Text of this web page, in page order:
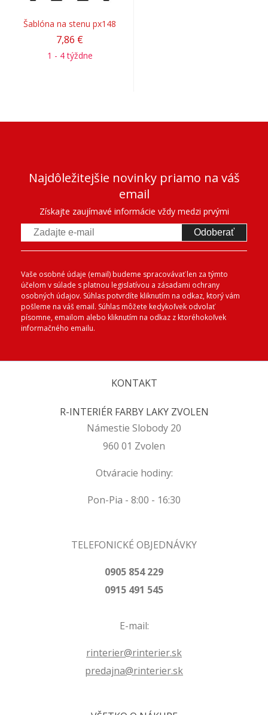
Šablóna na stenu px148
7,86 €
1 - 4 týždne
Najdôležitejšie novinky priamo na váš
email
Získajte zaujímavé informácie vždy medzi prvými
Odoberať
Vaše osobné údaje (email) budeme spracovávať len za týmto
účelom v súlade s platnou legislatívou a zásadami ochrany
osobných údajov. Súhlas potvrdíte kliknutím na odkaz, ktorý vám
pošleme na váš email. Súhlas môžete kedykoľvek odvolať
písomne, emailom alebo kliknutím na odkaz z ktoréhokoľvek
informačného emailu.
KONTAKT
R-INTERIÉR FARBY LAKY ZVOLEN
Námestie Slobody 20
960 01 Zvolen
Otváracie hodiny:
Pon-Pia - 8:00 - 16:30
TELEFONICKÉ OBJEDNÁVKY
0905 854 229
0915 491 545
E-mail:
rinterier@rinterier.sk
predajna@rinterier.sk